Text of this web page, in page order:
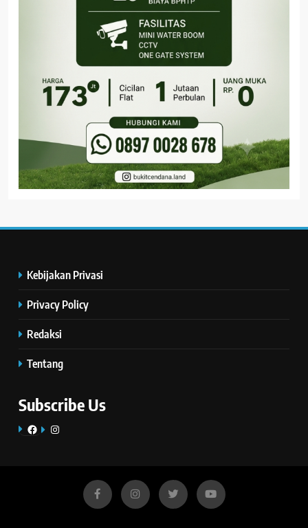
Kebijakan Privasi
Privacy Policy
Redaksi
Tentang
Subscribe Us
FacebookInstagram